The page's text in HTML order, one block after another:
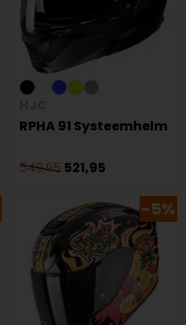
RPHA 91 Systeemhelm
549,95 521,95
-5%